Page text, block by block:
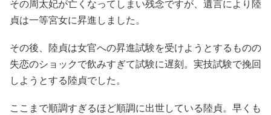
その周太妃が亡くなってしまい残念ですが、遺言により陸
貞は一等宮女に昇進しました。
その後、陸貞は女官への昇進試験を受けようとするものの
失恋のショックで飲みすぎて試験に遅刻。実技試験で挽回
しようとする陸貞でした。
ここまで順調すぎるほど順調に出世している陸貞。早くも